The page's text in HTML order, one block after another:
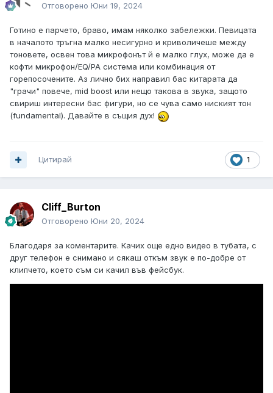
Отговорено Юни 19, 2024
Готино е парчето, браво, имам няколко забележки. Певицата
в началото тръгна малко несигурно и криволичеше между
тоновете, освен това микрофонът й е малко глух, може да е
кофти микрофон/EQ/PA система или комбинация от
горепосочените. Аз лично бих направил бас китарата да
"грачи" повече, mid boost или нещо такова в звука, защото
свириш интересни бас фигури, но се чува само ниският тон
(fundamental). Давайте в същия дух!
1
Цитирай
Cliff_Burton
Отговорено Юни 20, 2024
Благодаря за коментарите. Качих още едно видео в тубата, с
друг телефон е снимано и сякаш откъм звук е по-добре от
клипчето, което съм си качил във фейсбук.